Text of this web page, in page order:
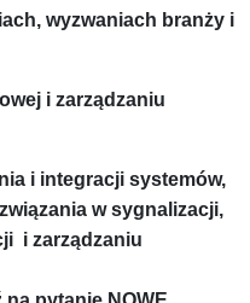
wyzwaniach branży i
i zarządzaniu
i integracji systemów,
w sygnalizacji,
i zarządzaniu